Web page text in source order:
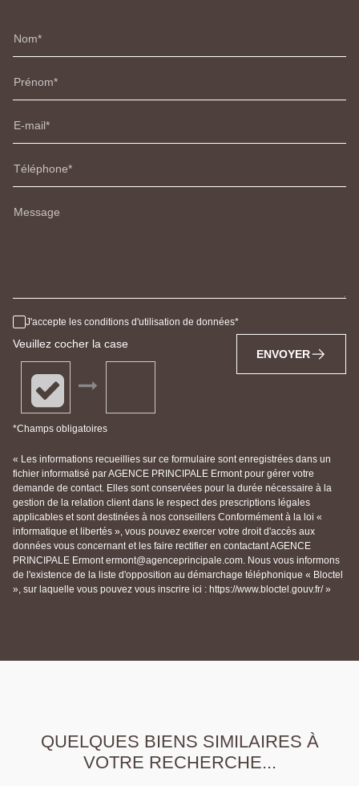
Nom
Prénom
E-mail
Téléphone
Message
J'accepte les conditions d'utilisation de données
Veuillez cocher la case
*Champs obligatoires
ENVOYER
« Les informations recueillies sur ce formulaire sont enregistrées dans un
fichier informatisé par AGENCE PRINCIPALE Ermont pour gérer votre
demande de contact. Elles sont conservées pour la durée nécessaire à la
gestion de la relation client dans le respect des prescriptions légales
applicables et sont destinées à nos conseillers Conformément à la loi «
informatique et libertés », vous pouvez exercer votre droit d'accès aux
données vous concernant et les faire rectifier en contactant AGENCE
PRINCIPALE Ermont ermont@agenceprincipale.com. Nous vous informons
de l'existence de la liste d'opposition au démarchage téléphonique « Bloctel
», sur laquelle vous pouvez vous inscrire ici : https://www.bloctel.gouv.fr/ »
QUELQUES BIENS SIMILAIRES À
VOTRE RECHERCHE...